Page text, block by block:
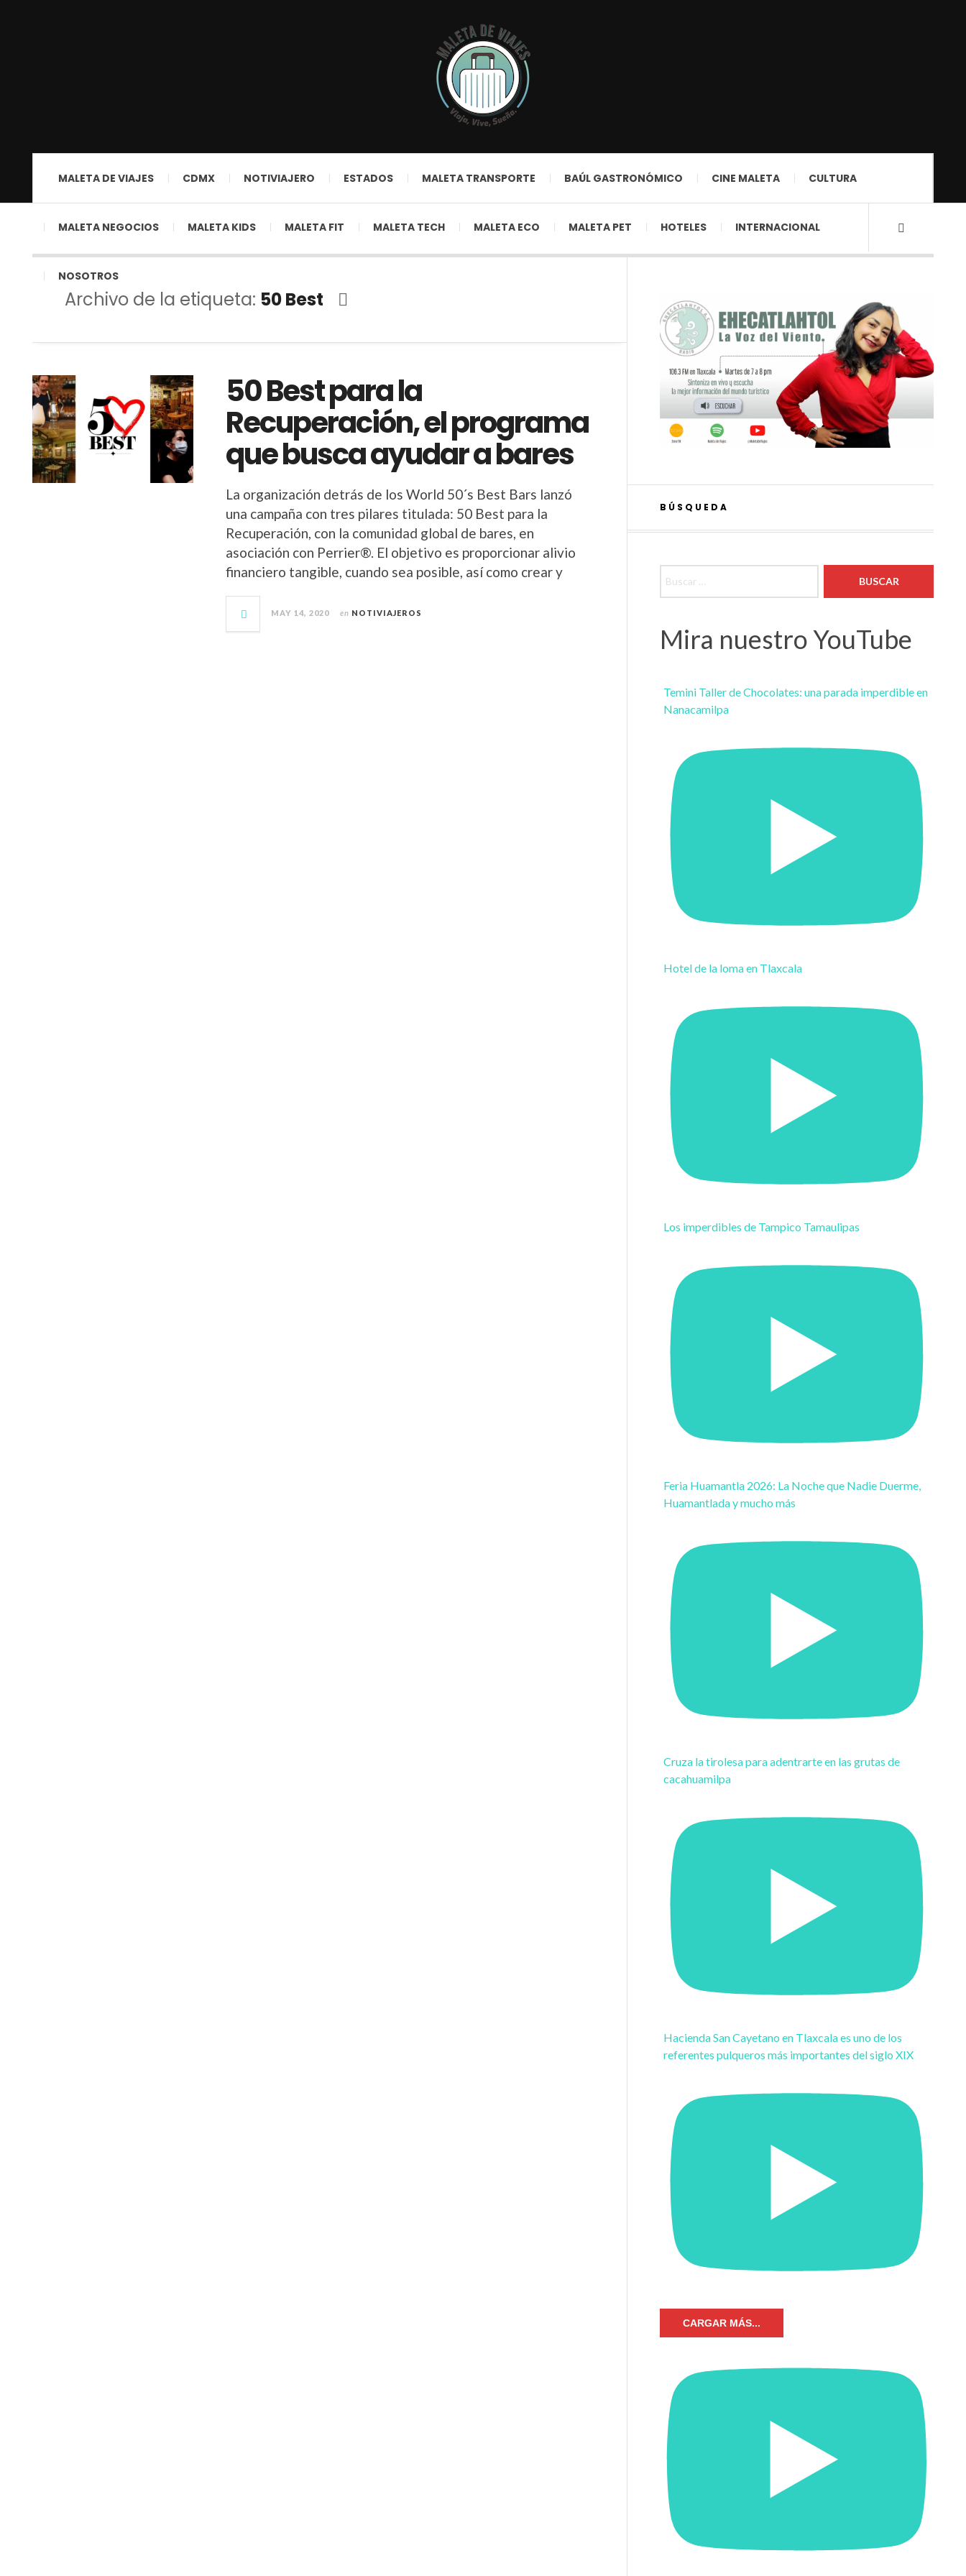
MALETA DE VIAJES CDMX NOTIVIAJERO ESTADOS MALETA TRANSPORTE BAÚL GASTRONÓMICO CINE MALETA CULTURA
MALETA NEGOCIOS MALETA KIDS MALETA FIT MALETA TECH MALETA ECO MALETA PET HOTELES INTERNACIONAL
NOSOTROS
Archivo de la etiqueta: 50 Best
50 Best para la
Recuperación, el programa
que busca ayudar a bares
La organización detrás de los World 50´s Best Bars lanzó
una campaña con tres pilares titulada: 50 Best para la
Recuperación, con la comunidad global de bares, en
asociación con Perrier®. El objetivo es proporcionar alivio
financiero tangible, cuando sea posible, así como crear y
MAY 14, 2020 en NOTIVIAJEROS
BÚSQUEDA
Mira nuestro YouTube
Temini Taller de Chocolates: una parada imperdible en
Nanacamilpa
Hotel de la loma en Tlaxcala
Los imperdibles de Tampico Tamaulipas
Feria Huamantla 2026: La Noche que Nadie Duerme,
Huamantlada y mucho más
Cruza la tirolesa para adentrarte en las grutas de
cacahuamilpa
Hacienda San Cayetano en Tlaxcala es uno de los
referentes pulqueros más importantes del siglo XIX
CARGAR MÁS...